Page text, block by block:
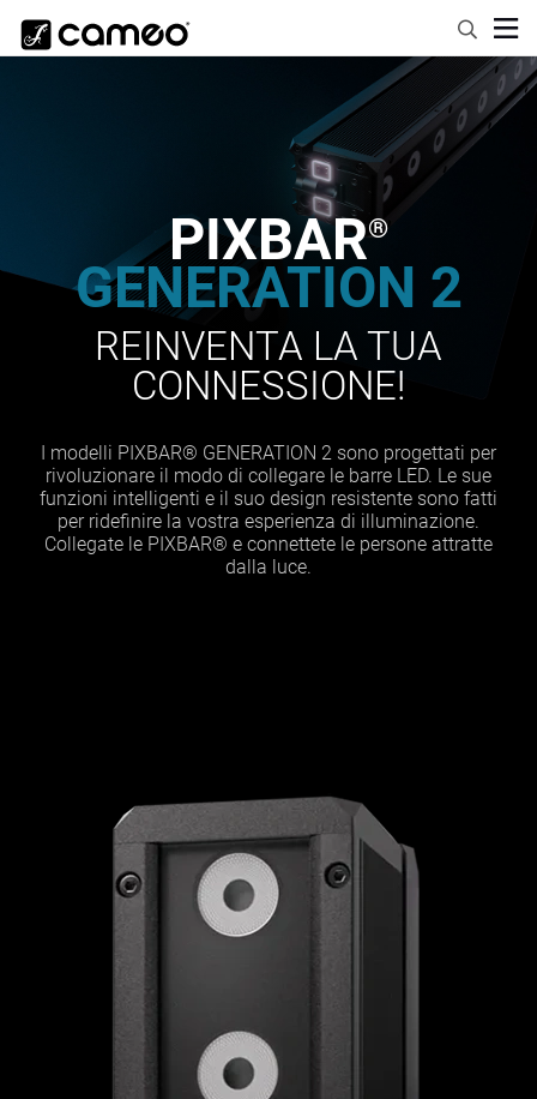
PIXBAR®
GENERATION 2
REINVENTA LA TUA
CONNESSIONE!
I modelli PIXBAR® GENERATION 2 sono progettati per
rivoluzionare il modo di collegare le barre LED. Le sue
funzioni intelligenti e il suo design resistente sono fatti
per ridefinire la vostra esperienza di illuminazione.
Collegate le PIXBAR® e connettete le persone attratte
dalla luce.